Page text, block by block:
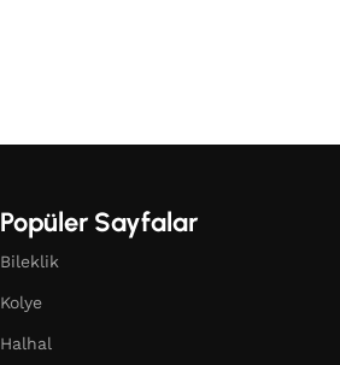
Popüler Sayfalar
Bileklik
Kolye
Halhal